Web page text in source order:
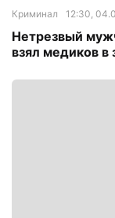
Криминал 12:30,
Нетрезвый
взял медиков в